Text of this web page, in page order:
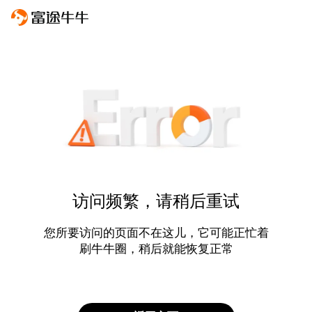
访问频繁，请稍后重试
您所要访问的页面不在这儿，它可能正忙着
刷牛牛圈，稍后就能恢复正常